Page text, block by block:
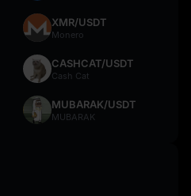
XMR/USDT
Monero
CASHCAT/USDT
Cash Cat
MUBARAK/USDT
MUBARAK